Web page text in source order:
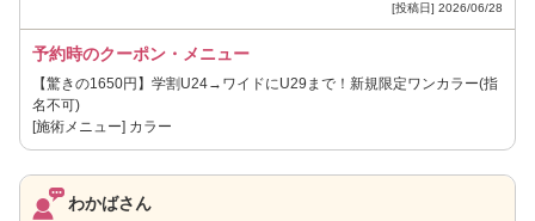
[投稿日] 2026/06/28
予約時のクーポン・メニュー
【驚きの1650円】学割U24→ワイドにU29まで！新規限定ワンカラー(指
名不可)
[施術メニュー] カラー
わかばさん